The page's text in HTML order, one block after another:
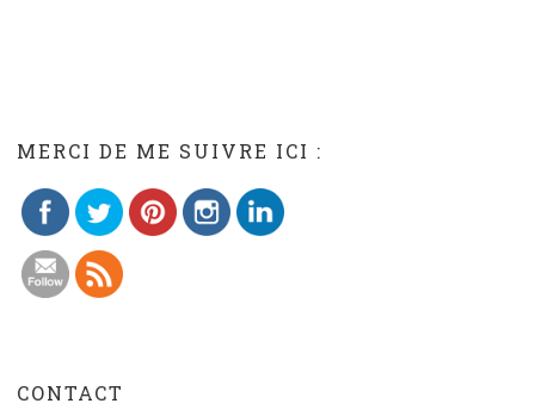
MERCI DE ME SUIVRE ICI :
CONTACT